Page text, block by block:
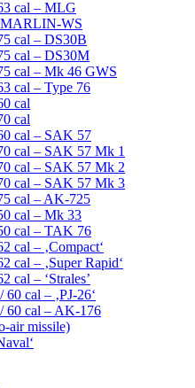
cal – MLG
MARLIN-WS
cal – DS30B
cal – DS30M
cal – Mk 46 GWS
cal – Type 76
cal
cal
cal – SAK 57
cal – SAK 57 Mk 1
cal – SAK 57 Mk 2
cal – SAK 57 Mk 3
cal – AK-725
cal – Mk 33
cal – TAK 76
cal – ‚Compact‘
cal – ‚Super Rapid‘
cal – ‘Strales’
60 cal – ‚PJ-26‘
60 cal – AK-176
air missile)